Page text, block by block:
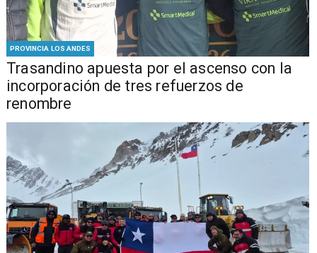
PROVINCIA LOS ANDES
Trasandino apuesta por el ascenso con la
incorporación de tres refuerzos de
renombre